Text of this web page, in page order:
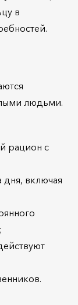
в
людьми.
рацион с
включая